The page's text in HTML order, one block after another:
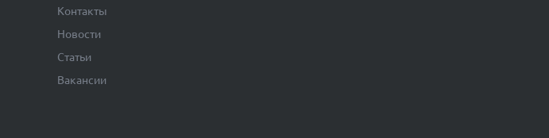
Контакты
Новости
Статьи
Вакансии